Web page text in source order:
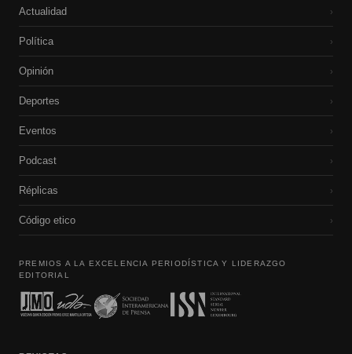
Actualidad ›
Política ›
Opinión ›
Deportes ›
Eventos ›
Podcast ›
Réplicas ›
Código etico ›
PREMIOS A LA EXCELENCIA PERIODÍSTICA Y LIDERAZGO
EDITORIAL